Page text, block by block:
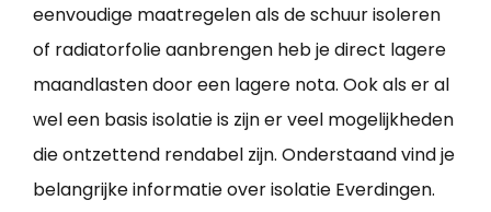
eenvoudige maatregelen als de schuur isoleren
of radiatorfolie aanbrengen heb je direct lagere
maandlasten door een lagere nota. Ook als er al
wel een basis isolatie is zijn er veel mogelijkheden
die ontzettend rendabel zijn. Onderstaand vind je
belangrijke informatie over isolatie Everdingen.